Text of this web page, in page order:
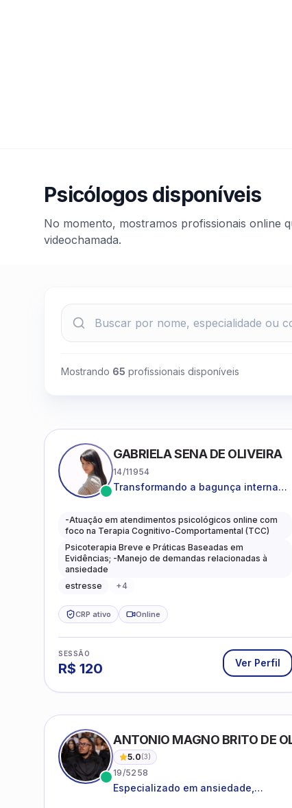
Psicólogos disponíveis
No momento, mostramos profissionais online
videochamada.
Mostrando 65 profissionais disponíveis
GABRIELA SENA DE OLIVEIRA
14/11954
Transformando a bagunça interna
leveza e caminhos mais gentis para
se viver.
-Atuação em atendimentos psicológicos online com
foco na Terapia Cognitivo-Comportamental (TCC)
Psicoterapia Breve e Práticas Baseadas em
Evidências; -Manejo de demandas relacionadas à
ansiedade
estresse
+4
CRP ativo Online
SESSÃO
R$ 120 Ver Perfil
ANTONIO MAGNO BRITO DE
5.0(3)
19/5258
Especializado em ansiedade,